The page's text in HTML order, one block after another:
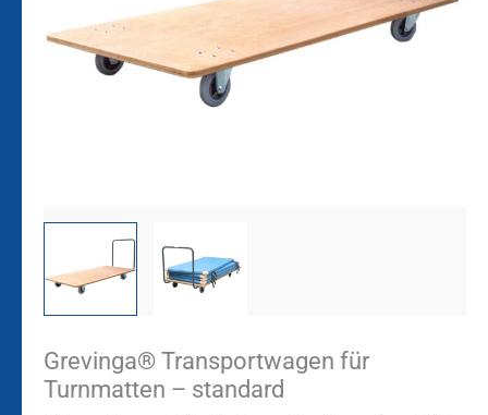
Grevinga® Transportwagen für
Turnmatten – standard